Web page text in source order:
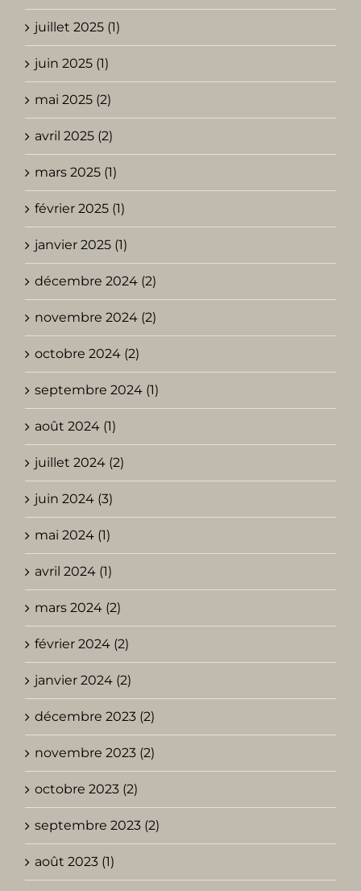
juillet 2025 (1)
juin 2025 (1)
mai 2025 (2)
avril 2025 (2)
mars 2025 (1)
février 2025 (1)
janvier 2025 (1)
décembre 2024 (2)
novembre 2024 (2)
octobre 2024 (2)
septembre 2024 (1)
août 2024 (1)
juillet 2024 (2)
juin 2024 (3)
mai 2024 (1)
avril 2024 (1)
mars 2024 (2)
février 2024 (2)
janvier 2024 (2)
décembre 2023 (2)
novembre 2023 (2)
octobre 2023 (2)
septembre 2023 (2)
août 2023 (1)